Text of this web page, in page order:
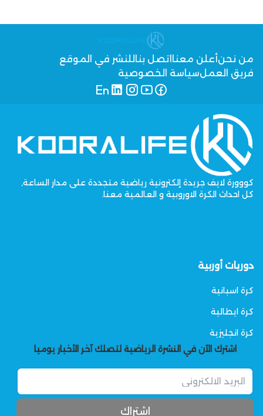
من نحنأعلن معنا اتصل بنا للنشر في الموقع
فريق العملسياسة الخصوصية
كووورة لايف جريدة إلكترونية رياضية متجددة على مدار الساعة,
كل احداث الكرة الاوروبية و العالمية معنا.
دوريات أوربية
كرة اسبانية
كرة ايطالية
كرة انجليزية
اشترك الآن في النشرة الرياضية لتصلك آخر الأخبار يوميا